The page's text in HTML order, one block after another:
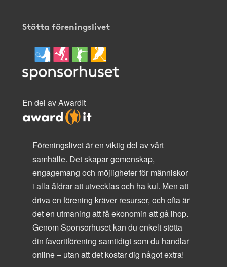
Stötta föreningslivet
En del av AwardIt
Föreningslivet är en viktig del av vårt
samhälle. Det skapar gemenskap,
engagemang och möjligheter för människor
i alla åldrar att utvecklas och ha kul. Men att
driva en förening kräver resurser, och ofta är
det en utmaning att få ekonomin att gå ihop.
Genom Sponsorhuset kan du enkelt stötta
din favoritförening samtidigt som du handlar
online – utan att det kostar dig något extra!